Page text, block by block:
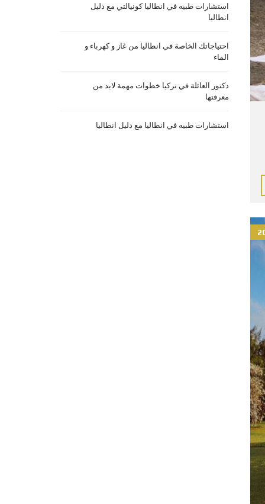
استشارات طبيه في انطاليا كونيالتي مع دليل
انطاليا
احتياجاتك الخاصة في انطاليا من غاز و كهرباء و
الماء
دكتور العائلة في تركيا خطوات مهمة لابد من
معرفتها
استشارات طبيه في انطاليا مع دليل انطاليا